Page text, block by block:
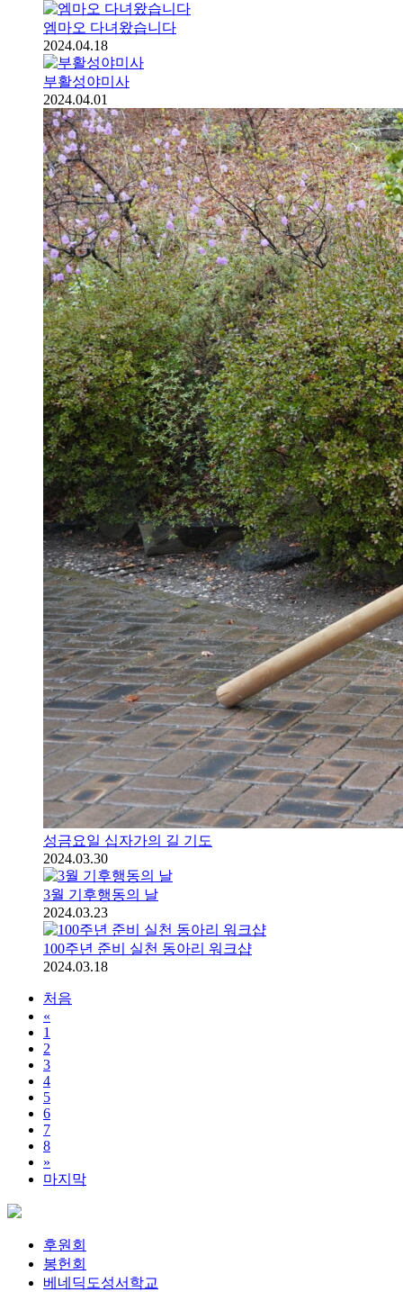
엠마오 다녀왔습니다
2024.04.18
부활성야미사
2024.04.01
성금요일 십자가의 길 기도
2024.03.30
3월 기후행동의 날
2024.03.23
100주년 준비 실천 동아리 워크샵
2024.03.18
처음
«
1
2
3
4
5
6
7
8
»
마지막
후원회
봉헌회
베네딕도성서학교